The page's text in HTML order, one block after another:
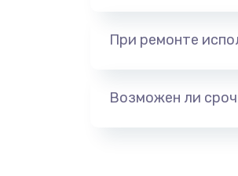
При ремонте
Возможен ли